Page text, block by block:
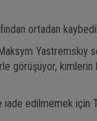
ortadan
Yastremskıy
görüşüyor,
edilmemek için